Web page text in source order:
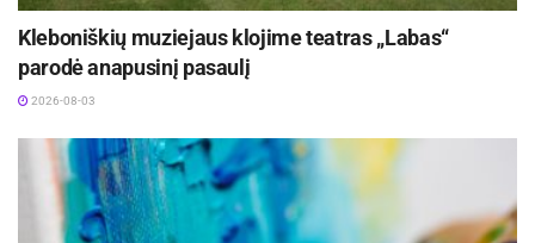
Kleboniškių muziejaus klojime teatras „Labas“
parodė anapusinį pasaulį
2026-08-03